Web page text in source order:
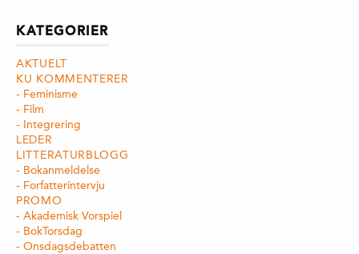
KATEGORIER
AKTUELT
KU KOMMENTERER
Feminisme
Film
Integrering
LEDER
LITTERATURBLOGG
Bokanmeldelse
Forfatterintervju
PROMO
Akademisk Vorspiel
BokTorsdag
Onsdagsdebatten